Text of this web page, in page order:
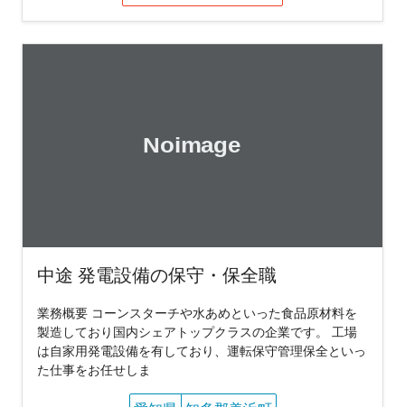
中途 発電設備の保守・保全職
業務概要 コーンスターチや水あめといった食品原材料を
製造しており国内シェアトップクラスの企業です。 工場
は自家用発電設備を有しており、運転保守管理保全といっ
た仕事をお任せしま